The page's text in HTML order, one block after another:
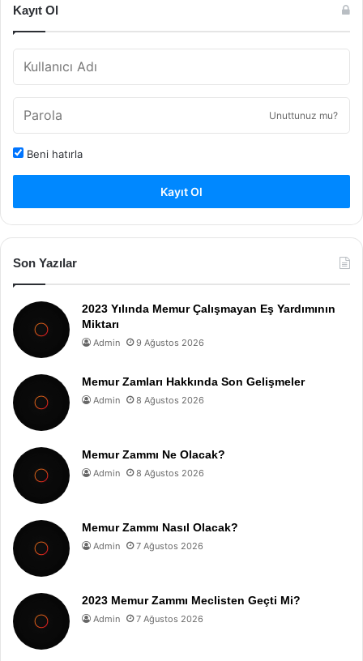
Kayıt Ol
Unuttunuz mu?
Beni hatırla
Kayıt Ol
Son Yazılar
2023 Yılında Memur Çalışmayan Eş Yardımının
Miktarı
Admin 9 Ağustos 2026
Memur Zamları Hakkında Son Gelişmeler
Admin 8 Ağustos 2026
Memur Zammı Ne Olacak?
Admin 8 Ağustos 2026
Memur Zammı Nasıl Olacak?
Admin 7 Ağustos 2026
2023 Memur Zammı Meclisten Geçti Mi?
Admin 7 Ağustos 2026